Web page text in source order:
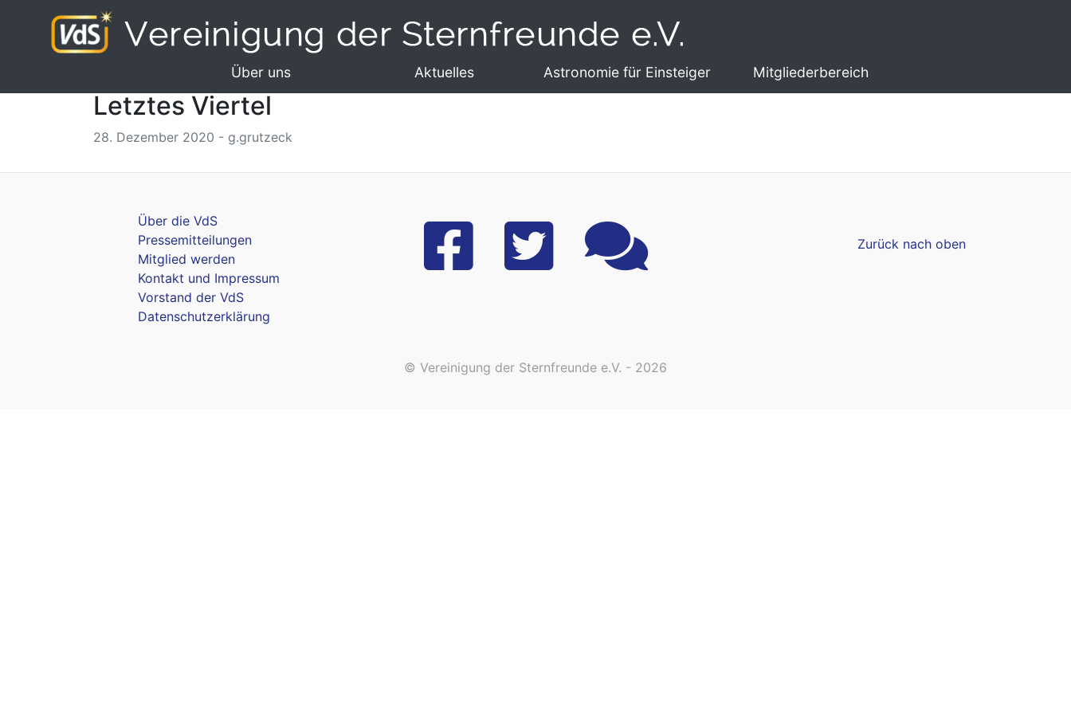
Über uns Aktuelles Astronomie für Einsteiger Mitgliederbereich
Letztes Viertel
28. Dezember 2020 - g.grutzeck
Über die VdS
Pressemitteilungen
Mitglied werden
Kontakt und Impressum
Vorstand der VdS
Datenschutzerklärung
Zurück nach oben
© Vereinigung der Sternfreunde e.V. - 2026